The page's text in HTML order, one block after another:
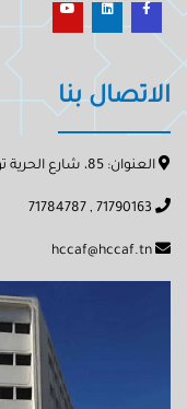
الاتصال بنا
العنوان: 85، شارع الحرية تونس 1002